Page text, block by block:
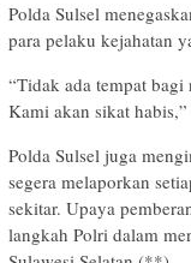
Polda Sulsel
para pelaku kejahatan
“Tidak ada tempat
Kami akan sikat
Polda Sulsel juga
segera melaporkan
sekitar. Upaya
langkah Polri dalam